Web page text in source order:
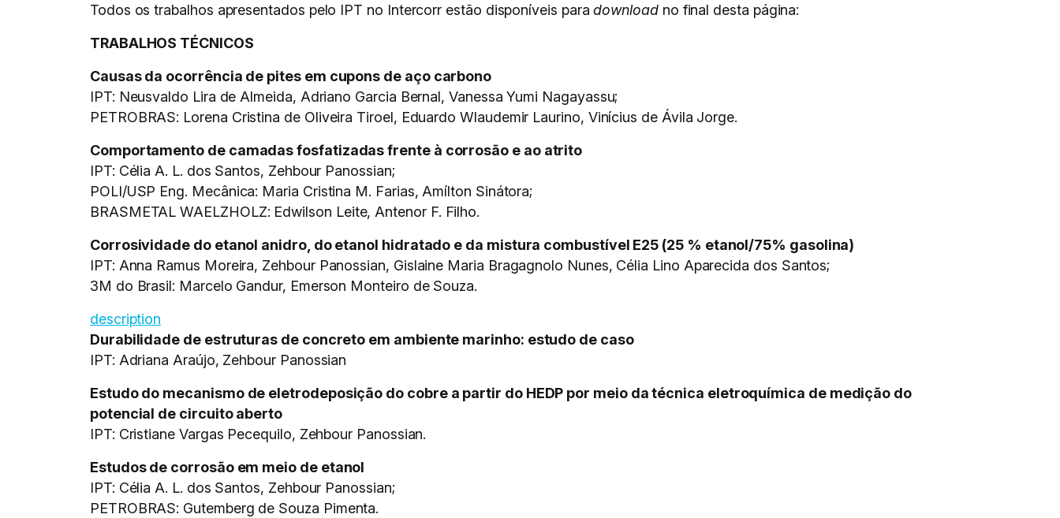
Todos os trabalhos apresentados pelo IPT no Intercorr estão disponíveis paradownload no final desta página:
TRABALHOS TÉCNICOS
Causas da ocorrência de pites em cupons de aço carbono
IPT: Neusvaldo Lira de Almeida, Adriano Garcia Bernal, Vanessa Yumi Nagayassu;
PETROBRAS: Lorena Cristina de Oliveira Tiroel, Eduardo Wlaudemir Laurino, Vinícius de Ávila Jorge.
Comportamento de camadas fosfatizadas frente à corrosão e ao atrito
IPT: Célia A. L. dos Santos, Zehbour Panossian;
POLI/USP Eng. Mecânica: Maria Cristina M. Farias, Amílton Sinátora;
BRASMETAL WAELZHOLZ: Edwilson Leite, Antenor F. Filho.
Corrosividade do etanol anidro, do etanol hidratado e da mistura combustível E25 (25 % etanol/75% gasolina)
IPT: Anna Ramus Moreira, Zehbour Panossian, Gislaine Maria Bragagnolo Nunes, Célia Lino Aparecida dos Santos;
3M do Brasil: Marcelo Gandur, Emerson Monteiro de Souza.
description
Durabilidade de estruturas de concreto em ambiente marinho: estudo de caso
IPT: Adriana Araújo, Zehbour Panossian
Estudo do mecanismo de eletrodeposição do cobre a partir do HEDP por meio da técnica eletroquímica de medição do
potencial de circuito aberto
IPT: Cristiane Vargas Pecequilo, Zehbour Panossian.
Estudos de corrosão em meio de etanol
IPT: Célia A. L. dos Santos, Zehbour Panossian;
PETROBRAS: Gutemberg de Souza Pimenta.